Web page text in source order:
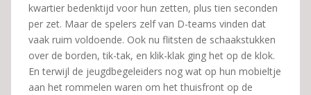
kwartier bedenktijd voor hun zetten, plus tien seconden
per zet. Maar de spelers zelf van D-teams vinden dat
vaak ruim voldoende. Ook nu flitsten de schaakstukken
over de borden, tik-tak, en klik-klak ging het op de klok.
En terwijl de jeugdbegeleiders nog wat op hun mobieltje
aan het rommelen waren om het thuisfront op de